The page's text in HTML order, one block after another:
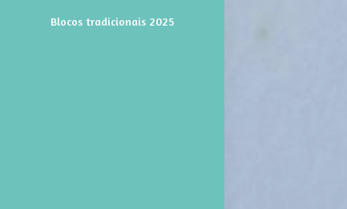
Blocos tradicionais 2025